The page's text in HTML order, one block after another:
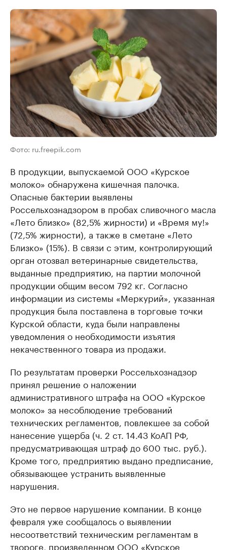
Фото: ru.freepik.com
В продукции, выпускаемой ООО «Курское
молоко» обнаружена кишечная палочка.
Опасные бактерии выявлены
Россельхознадзором в пробах сливочного масла
«Лето близко» (82,5% жирности) и «Время му!»
(72,5% жирности), а также в сметане «Лето
Близко» (15%). В связи с этим, контролирующий
орган отозвал ветеринарные свидетельства,
выданные предприятию, на партии молочной
продукции общим весом 792 кг. Согласно
информации из системы «Меркурий», указанная
продукция была поставлена в торговые точки
Курской области, куда были направлены
уведомления о необходимости изъятия
некачественного товара из продажи.
По результатам проверки Россельхознадзор
принял решение о наложении
административного штрафа на ООО «Курское
молоко» за несоблюдение требований
технических регламентов, повлекшее за собой
нанесение ущерба (ч. 2 ст. 14.43 КоАП РФ,
предусматривающая штраф до 600 тыс. руб.).
Кроме того, предприятию выдано предписание,
обязывающее устранить выявленные
нарушения.
Это не первое нарушение компании. В конце
февраля уже сообщалось о выявлении
несоответствий техническим регламентам в
твороге, произведенном ООО «Курское